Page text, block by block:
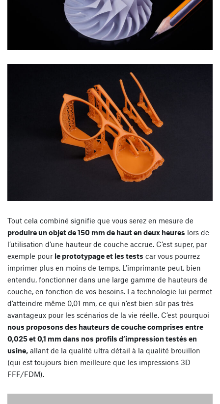
Tout cela combiné signifie que vous serez en mesure de
produire un objet de 150 mm de haut en deux heures lors de
l’utilisation d’une hauteur de couche accrue. C’est super, par
exemple pour le prototypage et les tests car vous pourrez
imprimer plus en moins de temps. L’imprimante peut, bien
entendu, fonctionner dans une large gamme de hauteurs de
couche, en fonction de vos besoins. La technologie lui permet
d’atteindre même 0,01 mm, ce qui n’est bien sûr pas très
avantageux pour les scénarios de la vie réelle. C’est pourquoi
nous proposons des hauteurs de couche comprises entre
0,025 et 0,1 mm dans nos profils d’impression testés en
usine, allant de la qualité ultra détail à la qualité brouillon
(qui est toujours bien meilleure que les impressions 3D
FFF/FDM).